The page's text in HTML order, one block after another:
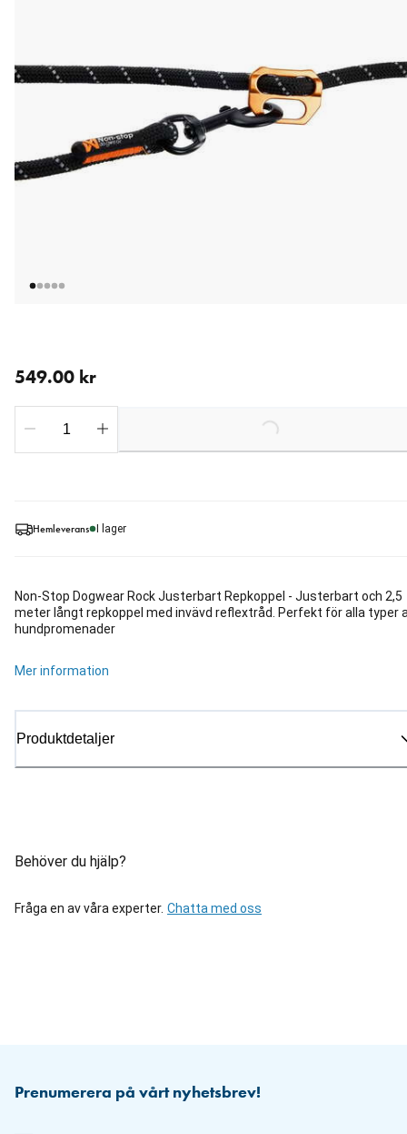
Hemleverans I lager
Non-Stop Dogwear Rock Justerbart Repkoppel - Justerbart och 2,5
meter långt repkoppel med invävd reflextråd. Perfekt för alla typer
hundpromenader
Mer information
Produktdetaljer
Behöver du hjälp?
Fråga en av våra experter. Chatta med oss
549.00 kr
Loading...
Prenumerera på vårt nyhetsbrev!